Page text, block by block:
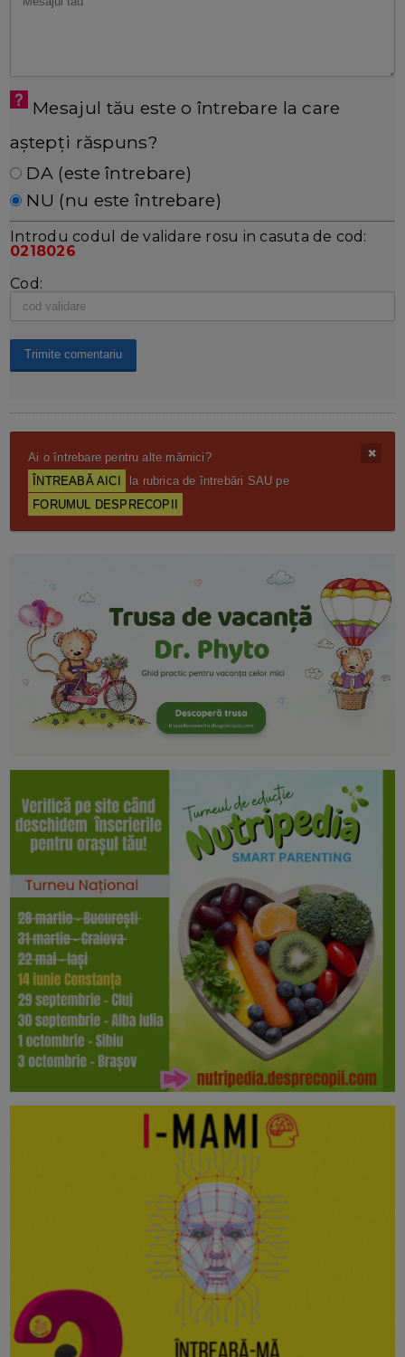
Mesajul tău este o întrebare la care
aștepți răspuns?
DA (este întrebare)
NU (nu este întrebare)
Introdu codul de validare rosu in casuta de cod:
0218026
Cod:
Ai o întrebare pentru alte mămici?
ÎNTREABĂ AICI
la rubrica de întrebări SAU pe
FORUMUL DESPRECOPII